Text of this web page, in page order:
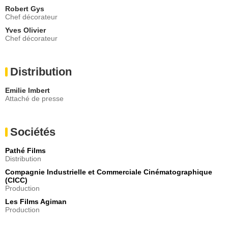
Robert Gys
Chef décorateur
Yves Olivier
Chef décorateur
Distribution
Emilie Imbert
Attaché de presse
Sociétés
Pathé Films
Distribution
Compagnie Industrielle et Commerciale Cinématographique
(CICC)
Production
Les Films Agiman
Production